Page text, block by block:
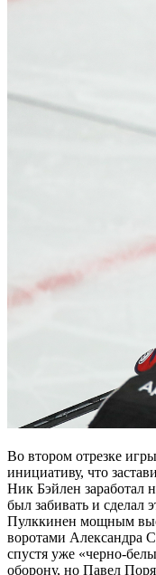
Во втором отрезке
инициативу, что
Ник Бэйлен заработал
был забивать и сделал
Пулккинен мощным
воротами Александра
спустя уже «черно-
оборону, но Павел